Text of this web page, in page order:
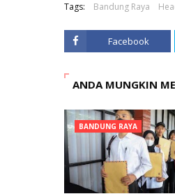
Tags: Bandung Raya
Facebook
ANDA MUNGKIN
BANDUNG RAYA